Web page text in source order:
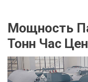
Мощность
Тонн Час